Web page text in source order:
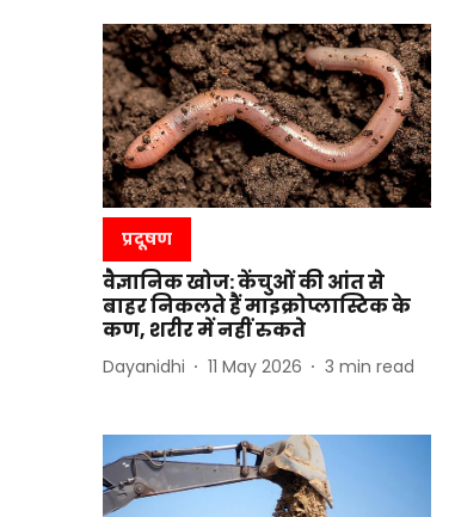
प्रदूषण
वैज्ञानिक खोज: केंचुओं की आंत से
बाहर निकलते हैं माइक्रोप्लास्टिक के
कण, शरीर में नहीं रुकते
Dayanidhi 11 May 2026 3 min read